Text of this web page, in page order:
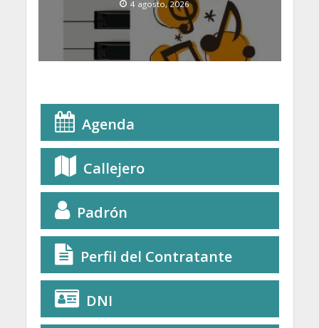
4 agosto, 2026
Agenda
Callejero
Padrón
Perfil del Contratante
DNI